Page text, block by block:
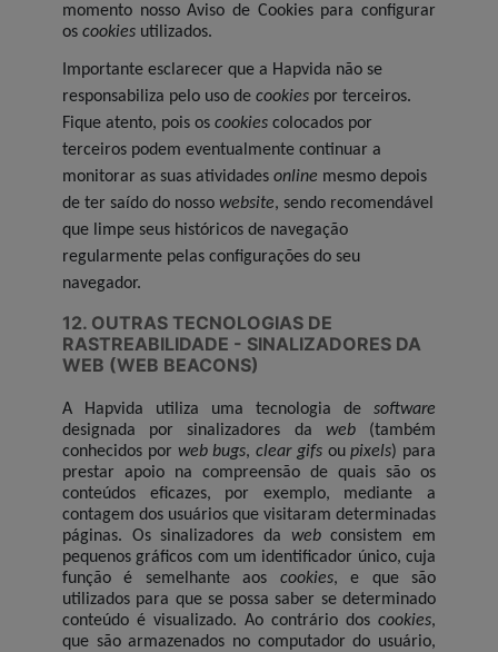
momento nosso Aviso de Cookies para configurar
os cookies utilizados.
Importante esclarecer que a Hapvida não se
responsabiliza pelo uso de cookies por terceiros.
Fique atento, pois os cookies colocados por
terceiros podem eventualmente continuar a
monitorar as suas atividades online mesmo depois
de ter saído do nosso website, sendo recomendável
que limpe seus históricos de navegação
regularmente pelas configurações do seu
navegador.
12. OUTRAS TECNOLOGIAS DE
RASTREABILIDADE - SINALIZADORES DA
WEB (WEB BEACONS)
A Hapvida utiliza uma tecnologia de software
designada por sinalizadores da web(também
conhecidos por web bugs, clear gifsoupixels) para
prestar apoio na compreensão de quais são os
conteúdos eficazes, por exemplo, mediante a
contagem dos usuários que visitaram determinadas
páginas. Os sinalizadores da webconsistem em
pequenos gráficos com um identificador único, cuja
função é semelhante aos cookies, e que são
utilizados para que se possa saber se determinado
conteúdo é visualizado. Ao contrário dos cookies,
que são armazenados no computador do usuário,